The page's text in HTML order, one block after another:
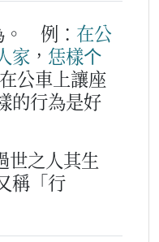
例： 在公
家 ， 恁樣个
在公車上讓座
的行為是好
世之人其生
稱「行